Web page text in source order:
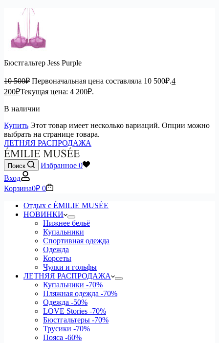
Бюстгальтер Jess Purple
10 500₽ Первоначальная цена составляла 10 500₽.4
200₽Текущая цена: 4 200₽.
В наличии
Купить Этот товар имеет несколько вариаций. Опции можно
выбрать на странице товара.
ЛЕТНЯЯ РАСПРОДАЖА
Поиск Избранное 0
Вход
Корзина0₽ 0
Отдых с ÉMILIE MUSÉE
НОВИНКИ
Нижнее бельё
Купальники
Спортивная одежда
Одежда
Корсеты
Чулки и гольфы
ЛЕТНЯЯ РАСПРОДАЖА
Купальники -70%
Пляжная одежда -70%
Одежда -50%
LOVE Stories -70%
Бюстгальтеры -70%
Трусики -70%
Пояса -60%